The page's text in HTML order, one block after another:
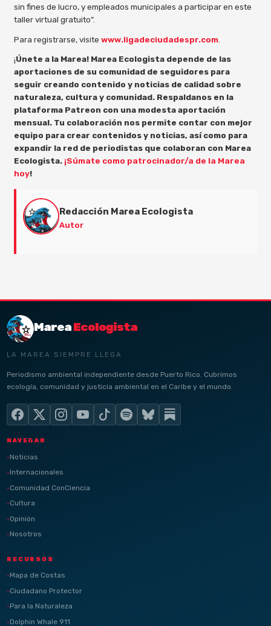
sin fines de lucro, y empleados municipales a participar en este
taller virtual gratuito”.
Para registrarse, visite www.ligadeciudadespr.com
¡Únete a la Marea! Marea Ecologista depende de las
aportaciones de su comunidad de seguidores para
seguir creando contenido y noticias de calidad sobre
naturaleza, cultura y comunidad. Respaldanos en la
plataforma Patreon con una modesta aportación
mensual. Tu colaboración nos permite contar con mejor
equipo para crear contenidos y noticias, así como para
expandir la red de periodistas que colaboran con Marea
Ecologista. ¡Súmate como patrocinador/a de la Marea
hoy!
Redacción Marea Ecologista
Autor
MareaEcologista
LA MAREA SIEMPRE LLEGA
Periodismo ambiental independiente desde Puerto Rico. Cubrimos
ecología, comunidad y justicia ambiental en el Caribe y el mundo.
NAVEGAR
Noticias
Internacionales
Comunidad ConCiencia
Cultura
Opinión
Nosotros
RECURSOS
Mapa de Costas
Ciudadano Protector
Para la Naturaleza
Dolphin Whale 911